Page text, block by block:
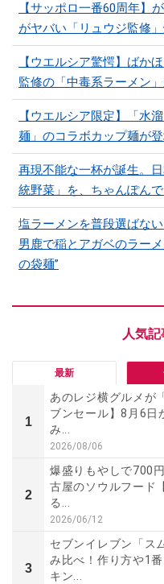
【サッポロ一番60周年】
がヤバい「リュウジ監修
【ウエルシア驚愕】ばか
監修の「中毒系ラーメン
【ウエルシア限定】「水
麺」のコラボカップ麺が登
再現不能な一杯が誕生。
統野菜」を、ちゃんぽんで
塩ラーメンを普段選ばな
男鹿で稲とアガベのラー
の袋麺”
最新
1
あのレジ横グルメが
ブンセール】8月6日
み...
2026/08/06
2
爆盛りもやしで700
古屋のソウルフード
る...
2026/06/12
3
セブンイレブン「ス
み比べ！作り方や1
キン...